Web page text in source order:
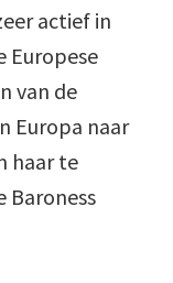
actief in
Europese
van de
Europa naar
haar te
Baroness